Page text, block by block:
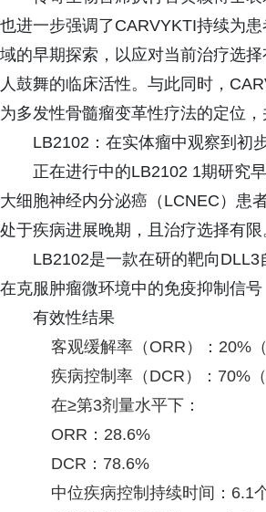
也进一步强调了CARVYKTI持续为
域的早期探索，以应对当前治疗选
人鼓舞的临床活性。与此同时，
为多发性骨髓瘤变革性疗法的定位
LB2102：在实体瘤中观察到初
正在进行中的LB2102 1期研究
大细胞神经内分泌癌（LCNEC）患
处于疾病进展晚期，且治疗选择有限
LB2102是一款在研的靶向
在克服肿瘤微环境中的免疫抑制信
有效性结果
客观缓解率（ORR）：20%（
疾病控制率（DCR）：70%（
在≥第3剂量水平下：
ORR：28.6%
DCR：78.6%
中位疾病控制持续时间：6.1